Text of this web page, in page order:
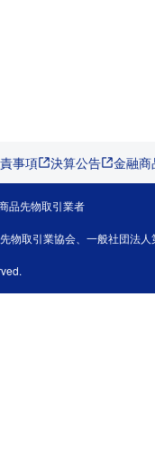
事項 決算公告 金融
品先物取引業者
物取引業協会、一般社団法